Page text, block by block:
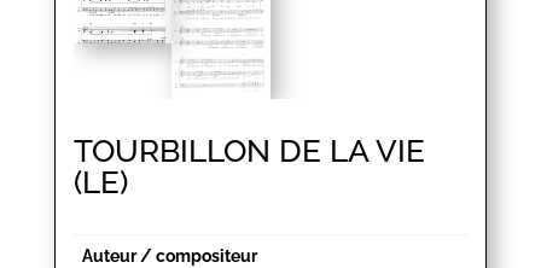
TOURBILLON DE LA VIE
(LE)
Auteur / compositeur